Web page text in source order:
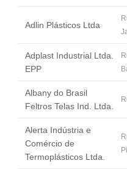
Adlin Plásticos Ltda
Adplast Industrial Ltda.
EPP
Albany do Brasil
Feltros Telas Ind. Ltda.
Alerta Indústria e
Comércio de
Termoplásticos Ltda.